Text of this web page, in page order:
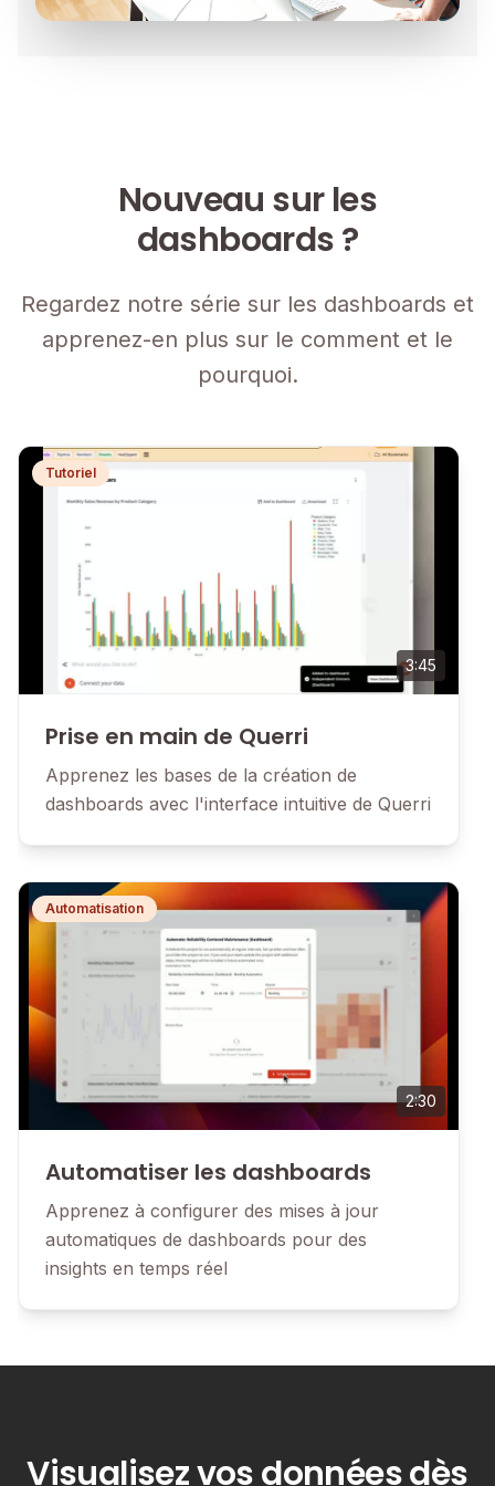
Nouveau sur les
dashboards ?
Regardez notre série sur les dashboards et
apprenez-en plus sur le comment et le
pourquoi.
3:45
Tutoriel
Prise en main de Querri
Apprenez les bases de la création de
dashboards avec l'interface intuitive de Querri
2:30
Automatisation
Automatiser les dashboards
Apprenez à configurer des mises à jour
automatiques de dashboards pour des
insights en temps réel
Visualisez vos données dès